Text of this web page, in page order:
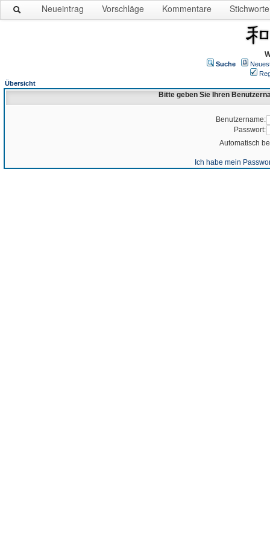
Neueintrag Vorschläge Kommentare Stichworte
Suche
Übersicht
Bitte geben Sie Ihren
Benutzername:
Passwort:
Automatisch
Ich habe mein